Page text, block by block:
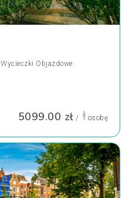
Wycieczki Objazdowe
5099.00 zł / osobę